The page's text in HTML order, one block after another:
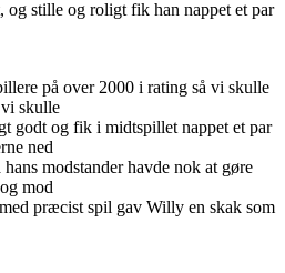
og stille og roligt fik han nappet et par
på over 2000 i rating så vi skulle
skulle
godt og fik i midtspillet nappet et par
ned
modstander havde nok at gøre
mod
præcist spil gav Willy en skak som